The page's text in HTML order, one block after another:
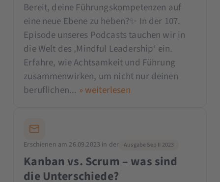
Bereit, deine Führungskompetenzen auf
eine neue Ebene zu heben?✨ In der 107.
Episode unseres Podcasts tauchen wir in
die Welt des ‚Mindful Leadership‘ ein.
Erfahre, wie Achtsamkeit und Führung
zusammenwirken, um nicht nur deinen
beruflichen... » weiterlesen
Erschienen am 26.09.2023 in der Ausgabe Sep II 2023
Kanban vs. Scrum – was sind
die Unterschiede?